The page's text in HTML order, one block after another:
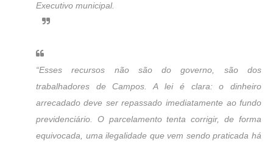
Executivo municipal.
“Esses recursos não são do governo, são dos
trabalhadores de Campos. A lei é clara: o dinheiro
arrecadado deve ser repassado imediatamente ao fundo
previdenciário. O parcelamento tenta corrigir, de forma
equivocada, uma ilegalidade que vem sendo praticada há